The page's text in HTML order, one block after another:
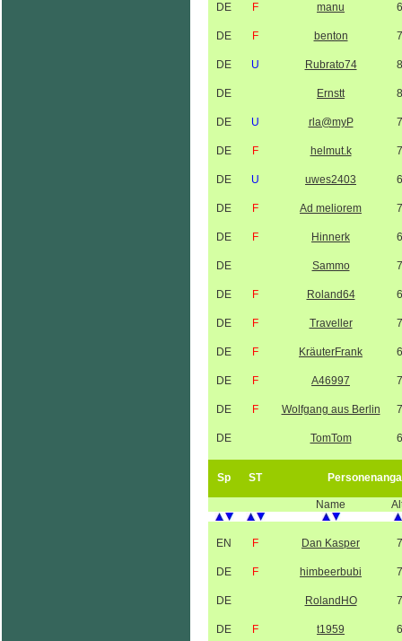
DE F manu
DE F benton
DE U Rubrato74
DE Ernstt
DE U rla@myP
DE F helmut.k
DE U uwes2403
DE F Ad meliorem
DE F Hinnerk
DE Sammo
DE F Roland64
DE F Traveller
DE F KräuterFrank
DE F A46997
DE F Wolfgang aus Berlin
DE TomTom
Sp ST
Name
EN F Dan Kasper
DE F himbeerbubi
DE RolandHO
DE F t1959